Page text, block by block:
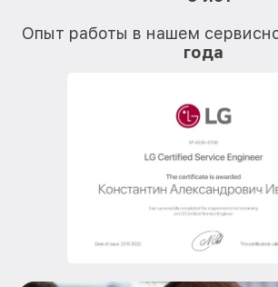
Опыт работы в нашем
года